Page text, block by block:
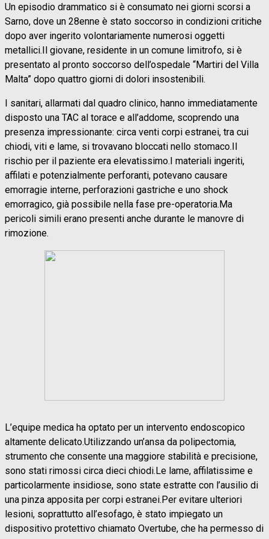
Un episodio drammatico si è consumato nei giorni scorsi a
Sarno, dove un 28enne è stato soccorso in condizioni critiche
dopo aver ingerito volontariamente numerosi oggetti
metallici.Il giovane, residente in un comune limitrofo, si è
presentato al pronto soccorso dell’ospedale “Martiri del Villa
Malta” dopo quattro giorni di dolori insostenibili.
I sanitari, allarmati dal quadro clinico, hanno immediatamente
disposto una TAC al torace e all’addome, scoprendo una
presenza impressionante: circa venti corpi estranei, tra cui
chiodi, viti e lame, si trovavano bloccati nello stomaco.Il
rischio per il paziente era elevatissimo.I materiali ingeriti,
affilati e potenzialmente perforanti, potevano causare
emorragie interne, perforazioni gastriche e uno shock
emorragico, già possibile nella fase pre-operatoria.Ma
pericoli simili erano presenti anche durante le manovre di
rimozione.
L’equipe medica ha optato per un intervento endoscopico
altamente delicato.Utilizzando un’ansa da polipectomia,
strumento che consente una maggiore stabilità e precisione,
sono stati rimossi circa dieci chiodi.Le lame, affilatissime e
particolarmente insidiose, sono state estratte con l’ausilio di
una pinza apposita per corpi estranei.Per evitare ulteriori
lesioni, soprattutto all’esofago, è stato impiegato un
dispositivo protettivo chiamato Overtube, che ha permesso di